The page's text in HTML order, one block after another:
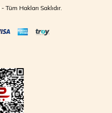
- Tüm Hakları Saklıdır.